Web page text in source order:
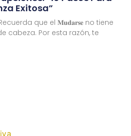
Exitosa”
que el 𝐌𝐮𝐝𝐚𝐫𝐬𝐞 no tiene
cabeza. Por esta razón, te